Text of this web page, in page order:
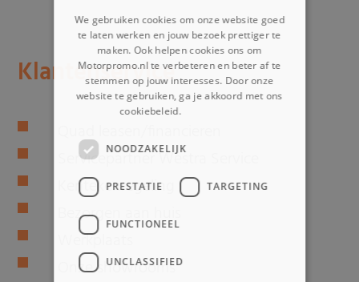
Klantenservice
Servicepartner Westra Service
Kentekenregeling
Bezorgen aan huis
Werkplaats
Onze showrooms
We gebruiken cookies om onze website goed
te laten werken en jouw bezoek prettiger te
maken. Ook helpen cookies ons om
Motorpromo.nl te verbeteren en beter af te
stemmen op jouw interesses. Door onze
website te gebruiken, ga je akkoord met ons
cookiebeleid.
NOODZAKELIJK
PRESTATIE TARGETING
FUNCTIONEEL
UNCLASSIFIED